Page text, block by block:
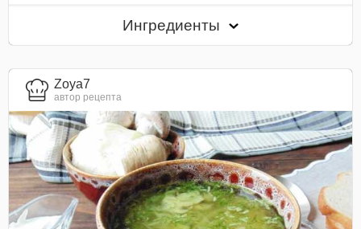
Ингредиенты
Zoya7
автор рецепта